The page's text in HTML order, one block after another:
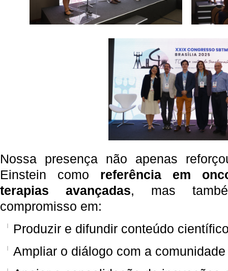
Nossa presença não apenas
Einstein como referência em
terapias avançadas, mas
compromisso em:
Produzir e difundir conteúdo
Ampliar o diálogo com a